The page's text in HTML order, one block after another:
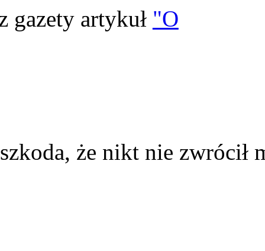
gazety artykuł "O
że nikt nie zwrócił